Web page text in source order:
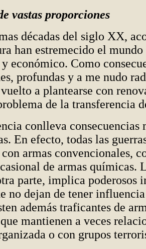
vastas proporciones
décadas del siglo XX,
han estremecido el mundo
económico. Como
profundas y a me nudo
a plantearse con
de la transferencia
conlleva consecuencias
En efecto, todas las
armas convencionales,
de armas químicas.
parte, implica poderosos
no dejan de tener
además traficantes de
mantienen a veces
o con grupos